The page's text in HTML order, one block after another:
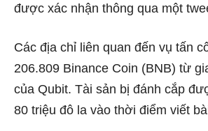
được xác nhận thông qua một
Các địa chỉ liên quan đến vụ tấn
206.809 Binance Coin (BNB) từ
của Qubit. Tài sản bị đánh cắp
80 triệu đô la vào thời điểm viết